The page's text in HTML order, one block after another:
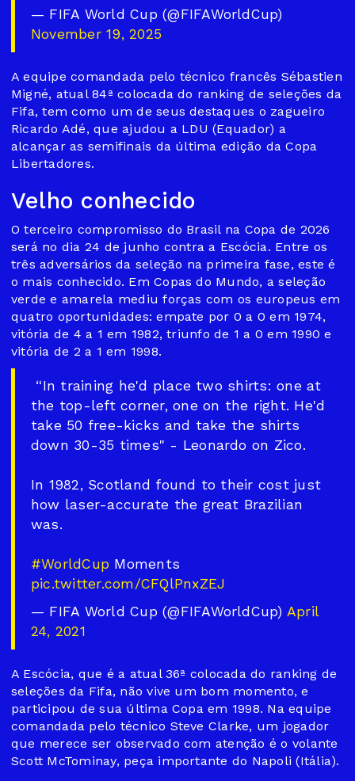
— FIFA World Cup (@FIFAWorldCup)
November 19, 2025
A equipe comandada pelo técnico francês Sébastien
Migné, atual 84ª colocada do ranking de seleções da
Fifa, tem como um de seus destaques o zagueiro
Ricardo Adé, que ajudou a LDU (Equador) a
alcançar as semifinais da última edição da Copa
Libertadores.
Velho conhecido
O terceiro compromisso do Brasil na Copa de 2026
será no dia 24 de junho contra a Escócia. Entre os
três adversários da seleção na primeira fase, este é
o mais conhecido. Em Copas do Mundo, a seleção
verde e amarela mediu forças com os europeus em
quatro oportunidades: empate por 0 a 0 em 1974,
vitória de 4 a 1 em 1982, triunfo de 1 a 0 em 1990 e
vitória de 2 a 1 em 1998.
️ “In training he'd place two shirts: one at
the top-left corner, one on the right. He'd
take 50 free-kicks and take the shirts
down 30-35 times" - Leonardo on Zico.
In 1982, Scotland found to their cost just
how laser-accurate the great Brazilian
was.
#WorldCup Moments
pic.twitter.com/CFQlPnxZEJ
— FIFA World Cup (@FIFAWorldCup) April
24, 2021
A Escócia, que é a atual 36ª colocada do ranking de
seleções da Fifa, não vive um bom momento, e
participou de sua última Copa em 1998. Na equipe
comandada pelo técnico Steve Clarke, um jogador
que merece ser observado com atenção é o volante
Scott McTominay, peça importante do Napoli (Itália).